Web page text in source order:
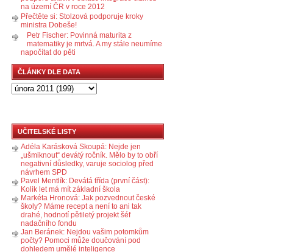
na území ČR v roce 2012
Přečtěte si: Stolzová podporuje kroky
ministra Dobeše!
Petr Fischer: Povinná maturita z
matematiky je mrtvá. A my stále neumíme
napočítat do pěti
ČLÁNKY DLE DATA
UČITELSKÉ LISTY
Adéla Karásková Skoupá: Nejde jen
„ušmiknout“ devátý ročník. Mělo by to obří
negativní důsledky, varuje sociolog před
návrhem SPD
Pavel Mentlík: Devátá třída (první část):
Kolik let má mít základní škola
Markéta Hronová: Jak pozvednout české
školy? Máme recept a není to ani tak
drahé, hodnotí pětiletý projekt šéf
nadačního fondu
Jan Beránek: Nejdou vašim potomkům
počty? Pomoci může doučování pod
dohledem umělé inteligence